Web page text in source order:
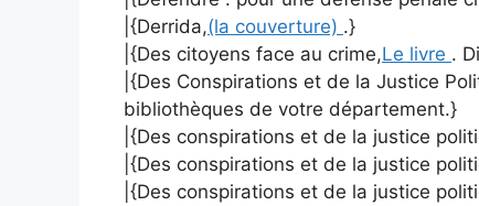
|{Derrida,(la couverture) .}
|{Des citoyens face au crime,Le livre .
|{Des Conspirations et de la Justice
bibliothèques de votre département.}
|{Des conspirations et de la justice
|{Des conspirations et de la justice
|{Des conspirations et de la justice